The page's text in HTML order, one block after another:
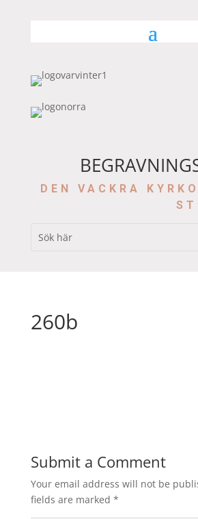
DEN VACKRA
260b
Submit a Comment
Your email address will not be
fields are marked *